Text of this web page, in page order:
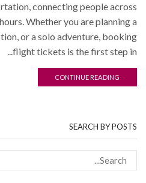
connecting people across
Whether you are planning a
or a solo adventure, booking
flight tickets is the first step in...
CONTINUE READING
SEARCH BY POSTS